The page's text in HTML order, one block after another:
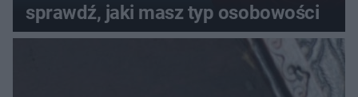
sprawdź, jaki masz typ osobowości